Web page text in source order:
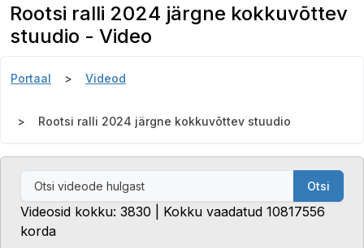
Rootsi ralli 2024 järgne kokkuvõttev
stuudio - Video
Portaal Videod
Rootsi ralli 2024 järgne kokkuvõttev stuudio
Otsi
Videosid kokku: 3830 | Kokku vaadatud 10817556
korda